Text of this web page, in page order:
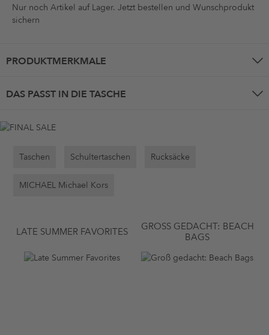
Nur noch Artikel auf Lager. Jetzt bestellen und Wunschprodukt
sichern
PRODUKTMERKMALE
DAS PASST IN DIE TASCHE
Taschen Schultertaschen Rucksäcke
MICHAEL Michael Kors
LATE SUMMER FAVORITES
GROSS GEDACHT: BEACH B
AGS